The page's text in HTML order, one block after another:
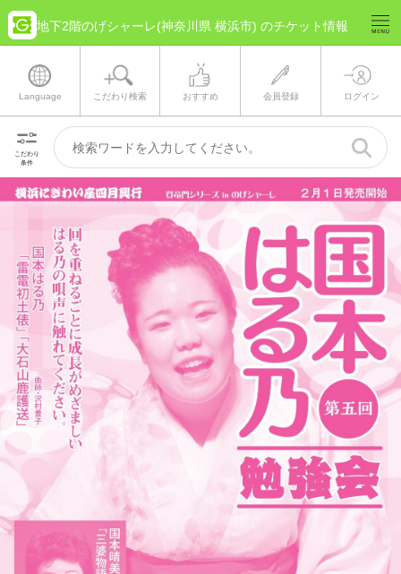
地下2階のげシャーレ(神奈川県 横浜市) のチケット情報
Language こだわり検索 おすすめ 会員登録 ログイン
こだわり
条件